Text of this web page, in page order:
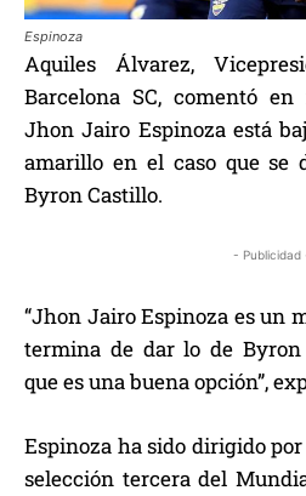
Espinoza
Aquiles Álvarez,
Barcelona SC, comentó
Jhon Jairo Espinoza está
amarillo en el caso que se
Byron Castillo.
- Publicidad
“Jhon Jairo Espinoza es un
termina de dar lo de Byron
que es una buena opción”,
Espinoza ha sido dirigido
selección tercera del